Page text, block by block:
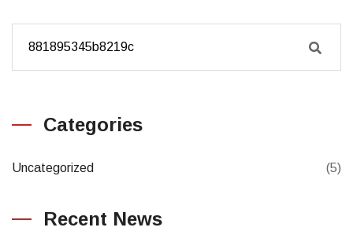
Categories
Uncategorized (5)
Recent News